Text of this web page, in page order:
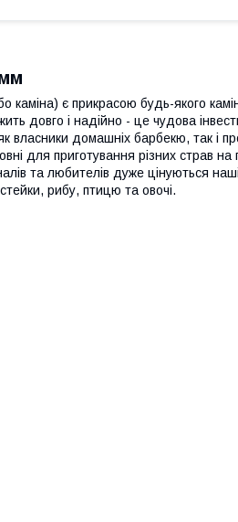
каміна) є прикрасою будь-якого
довго і надійно - це чудова
власники домашніх барбекю, так і
для приготування різних страв на
та любителів дуже цінуються
рибу, птицю та овочі.